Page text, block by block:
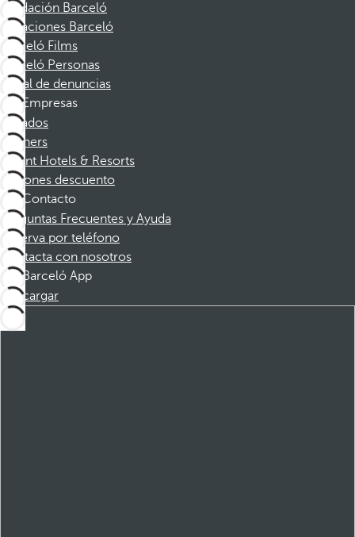
Fundación Barceló
Vacaciones Barceló
Barceló Films
Barceló Personas
Canal de denuncias
Empresas
Afiliados
Partners
Dorint Hotels & Resorts
Cupones descuento
Contacto
Preguntas Frecuentes y Ayuda
Reserva por teléfono
Contacta con nosotros
Barceló App
Descargar